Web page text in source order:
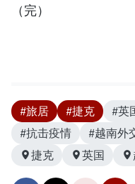
（完）
#旅居 #捷克 #英
#抗击疫情
#越南外
捷克
英国